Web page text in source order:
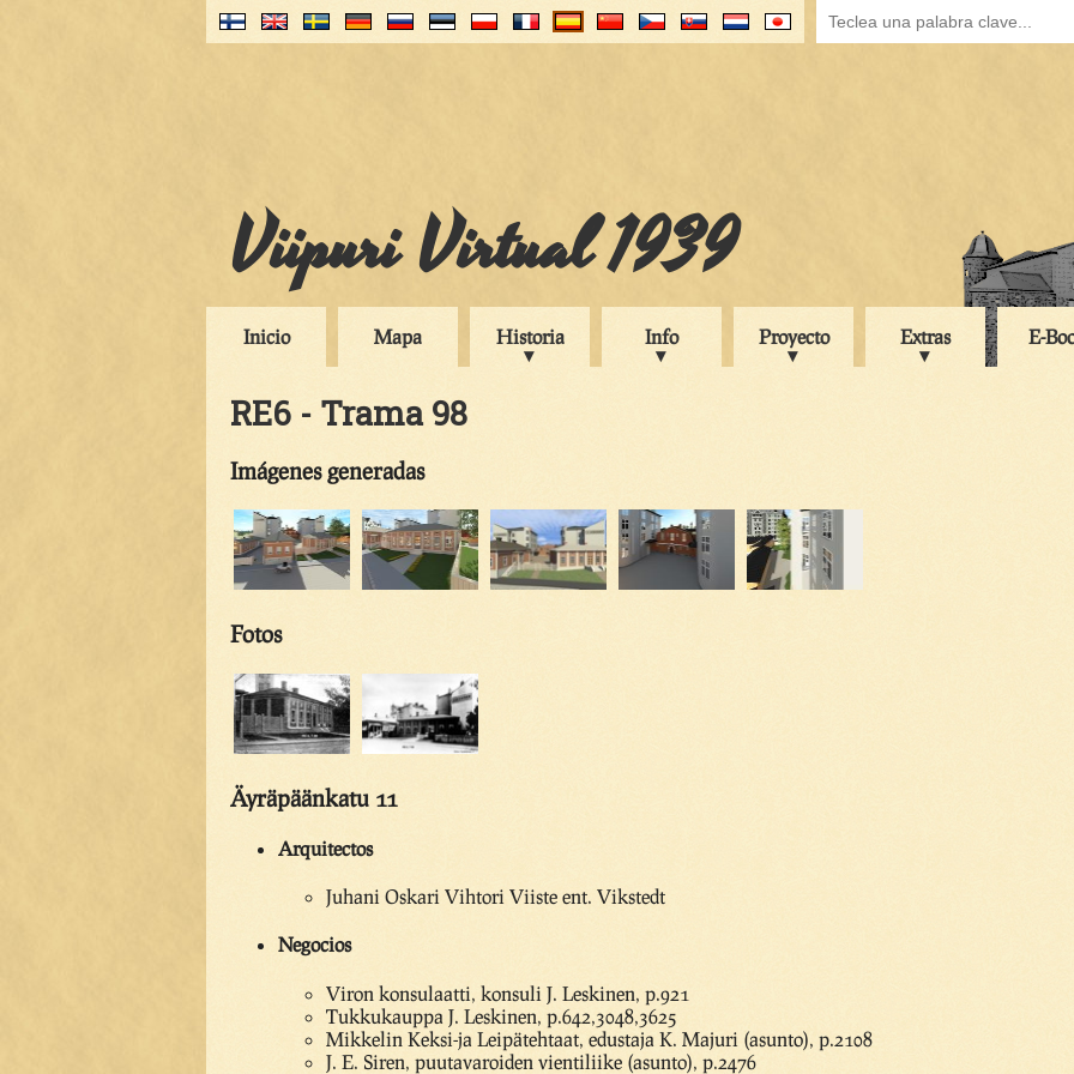
Viipuri Virtual 1939
Inicio Mapa Historia Info Proyecto Extras E-
RE6 - Trama 98
Imágenes generadas
Fotos
Äyräpäänkatu 11
Arquitectos
Juhani Oskari Vihtori Viiste ent. Vikstedt
Negocios
Viron konsulaatti, konsuli J. Leskinen, p.921
Tukkukauppa J. Leskinen, p.642,3048,3625
Mikkelin Keksi-ja Leipätehtaat, edustaja K. Majuri (asunto), p.2108
J. E. Siren, puutavaroiden vientiliike (asunto), p.2476